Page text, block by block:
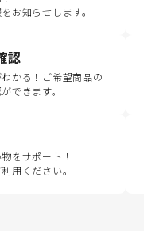
お知らせします。
認
かる！ご希望商品の
できます。
をサポート！
用ください。